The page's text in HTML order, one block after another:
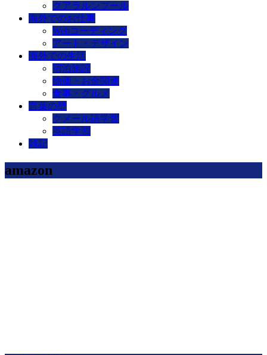
クアラルンプール
海外でのお仕事
Webコーディング
アート・デザイン
海外での生活
宿泊施設
物価・お金関連
食事・グルメ
言葉の壁
クメール語学習
英語学習
雑記
amazon